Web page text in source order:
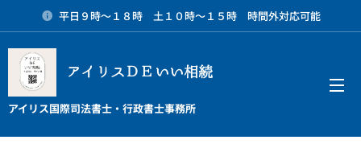
平日９時～１８時 土１０時～１５時 時間外対応可能
アイリスＤＥいい相続
アイリス国際司法書士・行政書士事務所